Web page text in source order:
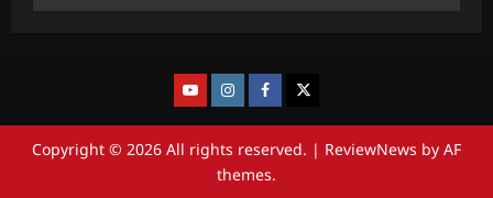
Copyright © 2026 All rights reserved. | ReviewNews by AF
themes.